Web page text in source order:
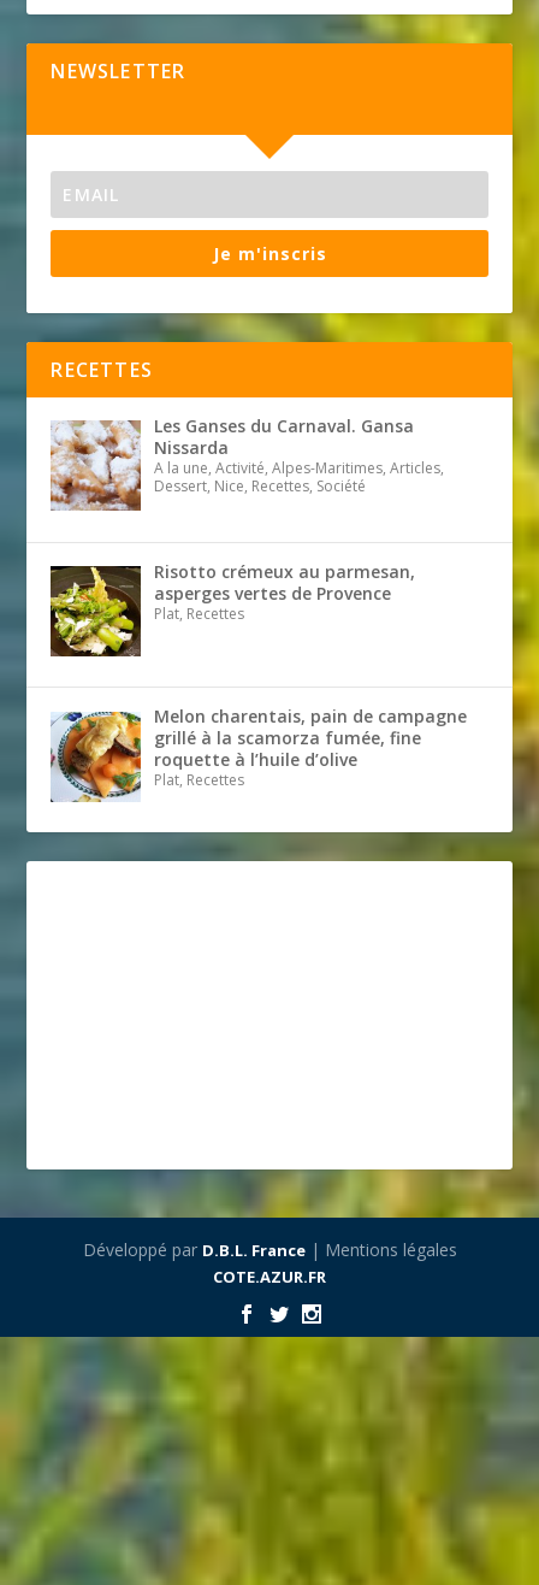
NEWSLETTER
Je m'inscris
RECETTES
Les Ganses du Carnaval. Gansa
Nissarda
A la une, Activité, Alpes-Maritimes, Articles,
Dessert, Nice, Recettes, Société
Risotto crémeux au parmesan,
asperges vertes de Provence
Plat, Recettes
Melon charentais, pain de campagne
grillé à la scamorza fumée, fine
roquette à l’huile d’olive
Plat, Recettes
Développé par D.B.L. France| Mentions légales
COTE.AZUR.FR